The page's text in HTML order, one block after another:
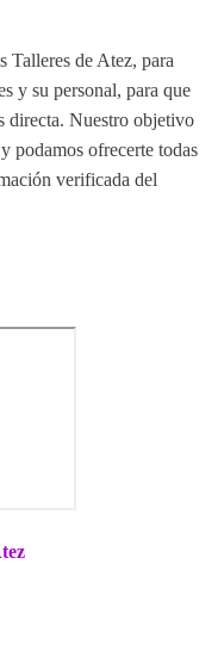
Talleres de Atez, para
y su personal, para que
directa. Nuestro objetivo
podamos ofrecerte todas
verificada del